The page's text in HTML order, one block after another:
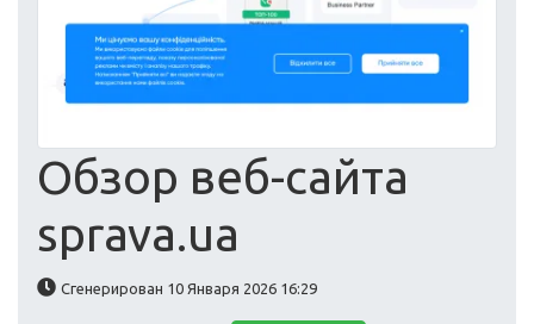
Обзор веб-сайта
sprava.ua
Сгенерирован 10 Января 2026 16:29